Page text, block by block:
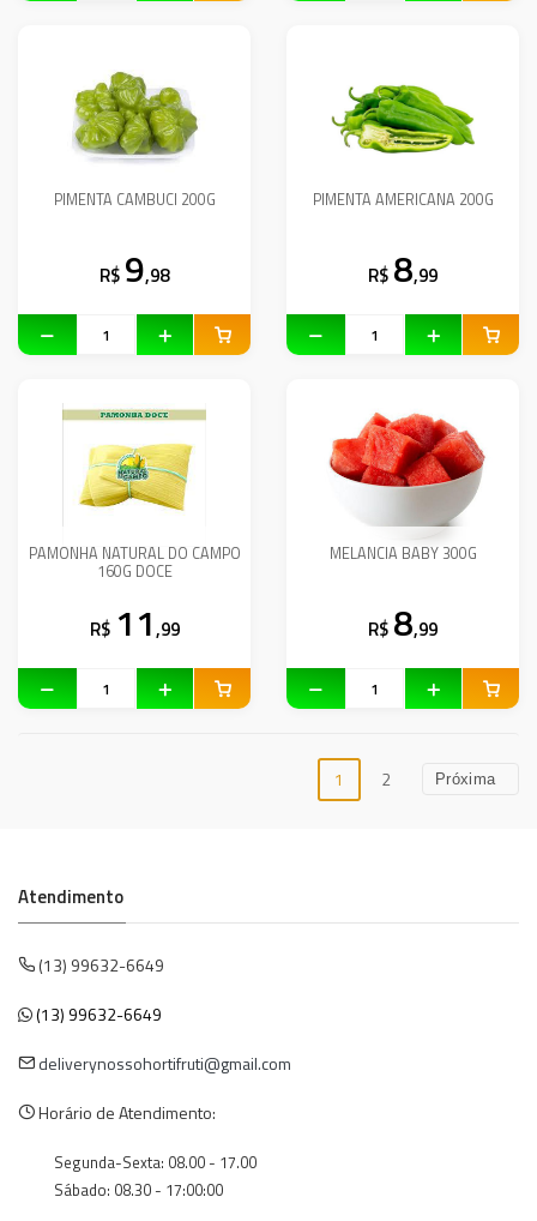
PIMENTA CAMBUCI 200G
R$ 9,98
PIMENTA AMERICANA 200G
R$ 8,99
PAMONHA NATURAL DO CAMPO
160G DOCE
R$ 11,99
MELANCIA BABY 300G
R$ 8,99
1 2 Próxima
Atendimento
(13) 99632-6649
(13) 99632-6649
deliverynossohortifruti@gmail.com
Horário de Atendimento:
Segunda-Sexta: 08.00 - 17.00
Sábado: 08.30 - 17:00:00